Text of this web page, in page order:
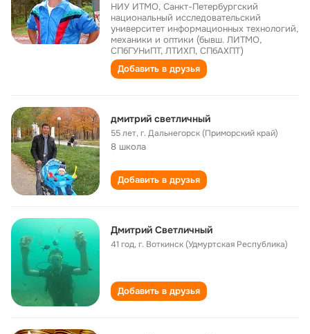
НИУ ИТМО, Санкт-Петербургский
национальный исследовательский
университет информационных технологий,
механики и оптики (бывш. ЛИТМО,
СПбГУНиПТ, ЛТИХП, СПбАХПТ)
Добавить в друзья
дмитрий светличный
55 лет,г. Дальнегорск (Приморский край)
8 школа
Добавить в друзья
Дмитрий Светличный
41 год,г. Воткинск (Удмуртская Республика)
Добавить в друзья